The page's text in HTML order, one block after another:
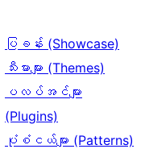
ပြခန်း (Showcase)
သီးမားများ (Themes)
ပလပ်အင်များ
(Plugins)
ပုံစံငယ်များ (Patterns)